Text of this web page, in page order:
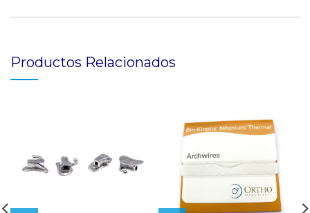
Productos Relacionados